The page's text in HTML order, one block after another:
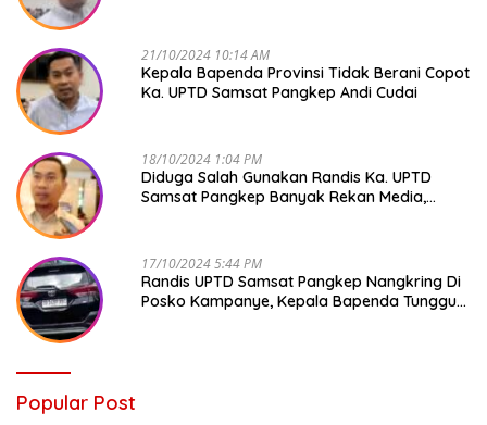
21/10/2024 10:14 AM
Kepala Bapenda Provinsi Tidak Berani Copot
Ka. UPTD Samsat Pangkep Andi Cudai
18/10/2024 1:04 PM
Diduga Salah Gunakan Randis Ka. UPTD
Samsat Pangkep Banyak Rekan Media,
17/10/2024 5:44 PM
Randis UPTD Samsat Pangkep Nangkring Di
Posko Kampanye, Kepala Bapenda Tunggu
Popular Post